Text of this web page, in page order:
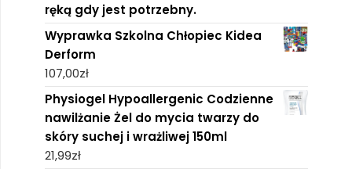
ręką gdy jest potrzebny.
Wyprawka Szkolna Chłopiec Kidea
Derform
107,00zł
Physiogel Hypoallergenic Codzienne
nawilżanie Żel do mycia twarzy do
skóry suchej i wrażliwej 150ml
21,99zł